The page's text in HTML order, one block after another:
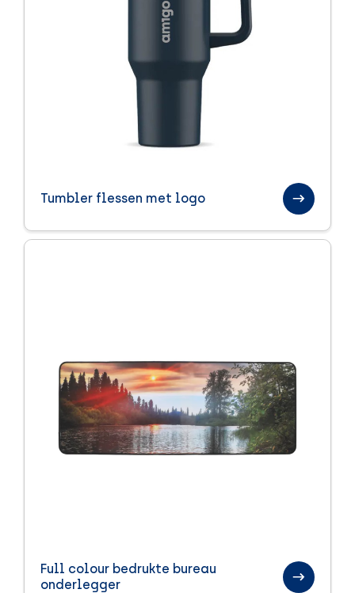
Tumbler flessen met logo
Full colour bedrukte bureau
onderlegger